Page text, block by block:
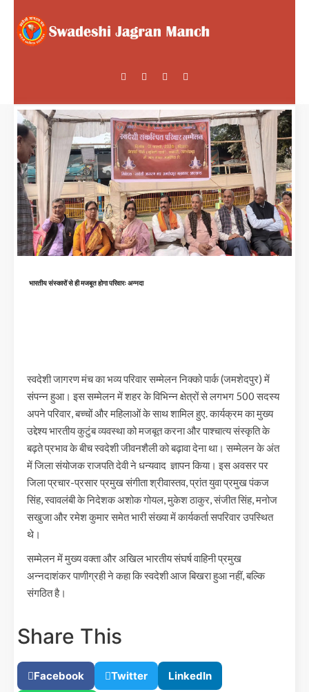
भारतीय संस्कारों से ही मजबूत होगा परिवारः अन्नदा
स्वदेशी जागरण मंच का भव्य परिवार सम्मेलन निक्को पार्क (जमशेदपुर) में
संपन्न हुआ। इस सम्मेलन में शहर के विभिन्न क्षेत्रों से लगभग 500 सदस्य
अपने परिवार, बच्चों और महिलाओं के साथ शामिल हुए. कार्यक्रम का मुख्य
उद्देश्य भारतीय कुटुंब व्यवस्था को मजबूत करना और पाश्चात्य संस्कृति के
बढ़ते प्रभाव के बीच स्वदेशी जीवनशैली को बढ़ावा देना था। सम्मेलन के अंत
में जिला संयोजक राजपति देवी ने धन्यवाद ज्ञापन किया। इस अवसर पर
जिला प्रचार-प्रसार प्रमुख संगीता श्रीवास्तव, प्रांत युवा प्रमुख पंकज
सिंह, स्वावलंबी के निदेशक अशोक गोयल, मुकेश ठाकुर, संजीत सिंह, मनोज
सखुजा और रमेश कुमार समेत भारी संख्या में कार्यकर्ता सपरिवार उपस्थित
थे।
सम्मेलन में मुख्य वक्ता और अखिल भारतीय संघर्ष वाहिनी प्रमुख
अन्नदाशंकर पाणीग्रही ने कहा कि स्वदेशी आज बिखरा हुआ नहीं, बल्कि
संगठित है।
Share This
Facebook Twitter LinkedIn